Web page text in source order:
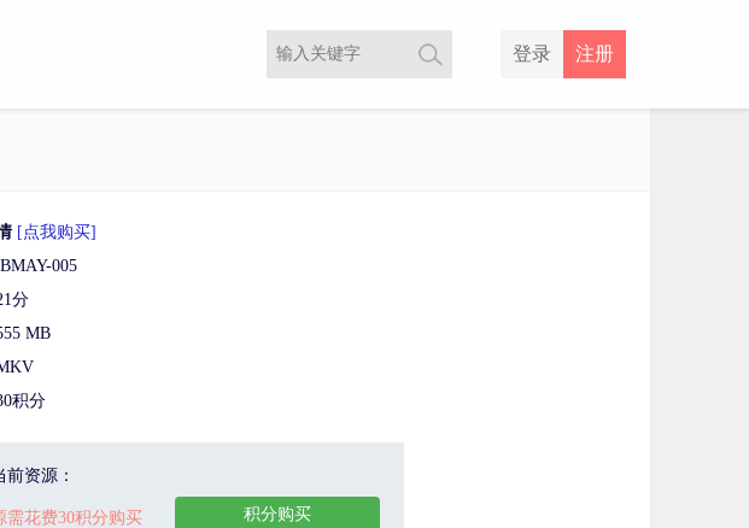
注册
登录
[点我购买]
005
分
MB
积分
前资源：
需花费30积分购买 积分购买